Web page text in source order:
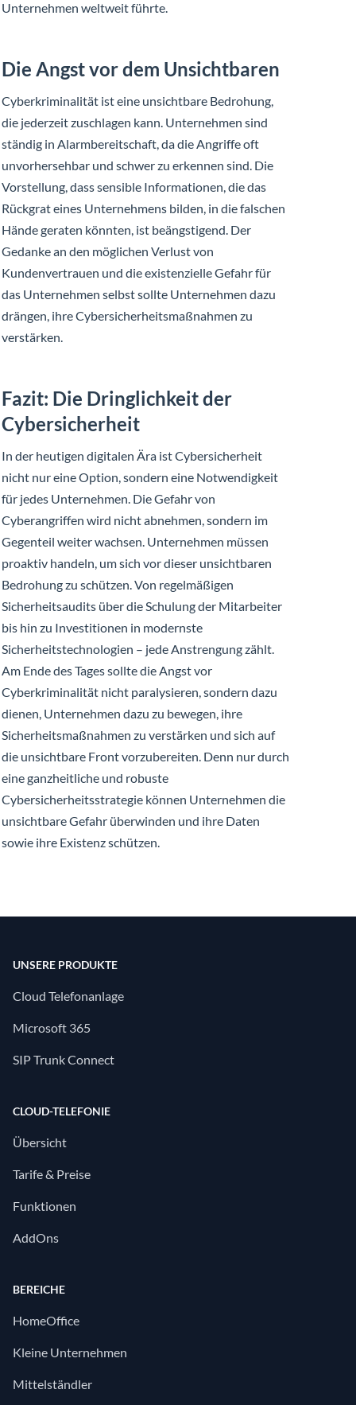
Unternehmen weltweit führte.
Die Angst vor dem Unsichtbaren
Cyberkriminalität ist eine unsichtbare Bedrohung,
die jederzeit zuschlagen kann. Unternehmen sind
ständig in Alarmbereitschaft, da die Angriffe oft
unvorhersehbar und schwer zu erkennen sind. Die
Vorstellung, dass sensible Informationen, die das
Rückgrat eines Unternehmens bilden, in die falschen
Hände geraten könnten, ist beängstigend. Der
Gedanke an den möglichen Verlust von
Kundenvertrauen und die existenzielle Gefahr für
das Unternehmen selbst sollte Unternehmen dazu
drängen, ihre Cybersicherheitsmaßnahmen zu
verstärken.
Fazit: Die Dringlichkeit der
Cybersicherheit
In der heutigen digitalen Ära ist Cybersicherheit
nicht nur eine Option, sondern eine Notwendigkeit
für jedes Unternehmen. Die Gefahr von
Cyberangriffen wird nicht abnehmen, sondern im
Gegenteil weiter wachsen. Unternehmen müssen
proaktiv handeln, um sich vor dieser unsichtbaren
Bedrohung zu schützen. Von regelmäßigen
Sicherheitsaudits über die Schulung der Mitarbeiter
bis hin zu Investitionen in modernste
Sicherheitstechnologien – jede Anstrengung zählt.
Am Ende des Tages sollte die Angst vor
Cyberkriminalität nicht paralysieren, sondern dazu
dienen, Unternehmen dazu zu bewegen, ihre
Sicherheitsmaßnahmen zu verstärken und sich auf
die unsichtbare Front vorzubereiten. Denn nur durch
eine ganzheitliche und robuste
Cybersicherheitsstrategie können Unternehmen die
unsichtbare Gefahr überwinden und ihre Daten
sowie ihre Existenz schützen.
UNSERE PRODUKTE
Cloud Telefonanlage
Microsoft 365
SIP Trunk Connect
CLOUD-TELEFONIE
Übersicht
Tarife & Preise
Funktionen
AddOns
BEREICHE
HomeOffice
Kleine Unternehmen
Mittelständler